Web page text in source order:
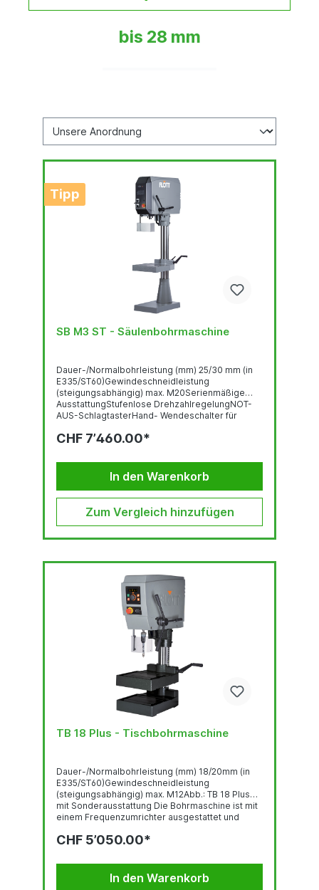
bis 28 mm
Tipp
SB M3 ST - Säulenbohrmaschine
Dauer-/Normalbohrleistung (mm) 25/30 mm (in
E335/ST60)Gewindeschneidleistung
(steigungsabhängig) max. M20Serienmäßige
AusstattungStufenlose DrehzahlregelungNOT-
AUS-SchlagtasterHand- Wendeschalter für
LinkslaufUnterspannungsauslöserTischhöhenver
FeineinstellungAnschlußkabel...
CHF 7’460.00*
In den Warenkorb
Zum Vergleich hinzufügen
TB 18 Plus - Tischbohrmaschine
Dauer-/Normalbohrleistung (mm) 18/20mm (in
E335/ST60)Gewindeschneidleistung
(steigungsabhängig) max. M12Abb.: TB 18 Plus
mit Sonderausstattung Die Bohrmaschine ist mit
einem Frequenzumrichter ausgestattet und
A1:2017.GewindeschneideinrichtungBedienpanel
hochwertige Bohrkopf-Haube mit ergonomisch
geneigter FrontLED-BeleuchtungSchnell...
CHF 5’050.00*
In den Warenkorb